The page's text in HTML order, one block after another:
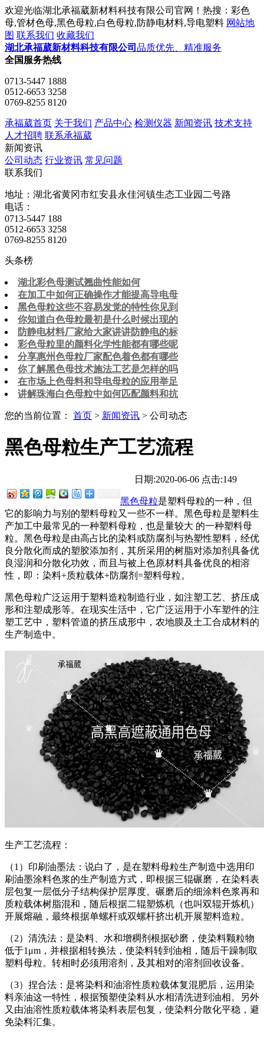
欢迎光临湖北承福葳新材料科技有限公司官网！热搜：彩色
母,管材色母,黑色母粒,白色母粒,防静电材料,导电塑料 网站地
图 联系我们 收藏我们
湖北承福葳新材料科技有限公司 品质优先、精准服务
全国服务热线
0713-5447 1888
0512-6653 3258
0769-8255 8120
承福葳首页 关于我们 产品中心 检测仪器 新闻资讯 技术支持
人才招聘 联系承福葳
新闻资讯
公司动态 行业资讯 常见问题
联系我们
地址：湖北省黄冈市红安县永佳河镇生态工业园二号路
电话：
0713-5447 188
0512-6653 3258
0769-8255 8120
头条榜
湖北彩色母测试翘曲性能如何
在加工中如何正确操作才能提高导电母
黑色母粒这些不容易发觉的特性你见到
你知道白色母粒最初是什么时候出现的
防静电材料厂家给大家讲讲防静电的标
彩色母粒里的颜料化学性能都有哪些呢
分享惠州色母粒厂家配色着色都有哪些
你了解黑色母技术施法工艺是怎样的吗
在市场上色母料和导电母粒的应用举足
讲解珠海白色母粒中如何匹配颜料和抗
您的当前位置： 首页 > 新闻资讯 > 公司动态
​黑色母粒生产工艺流程
日期:2020-06-06 点击:149
黑色母粒是塑料母粒的一种，但
它的影响力与别的塑料母粒又一些不一样。黑色母粒是塑料生
产加工中最常见的一种塑料母粒，也是量较大 的一种塑料母
粒。黑色母粒是由高占比的染料或防腐剂与热塑性塑料，经优
良分散化而成的塑胶添加剂，其所采用的树脂对添加剂具备优
良湿润和分散化功效，而且与被上色原材料具备优良的相溶
性，即：染料+质粒载体+防腐剂=塑料母粒。
黑色母粒广泛运用于塑料造粒制造行业，如注塑工艺、挤压成
形和注塑成形等。在现实生活中，它广泛运用于小车塑件的注
塑工艺中，塑料管道的挤压成形中，农地膜及土工合成材料的
生产制造中。
生产工艺流程：
（1）印刷油墨法：说白了，是在塑料母粒生产制造中选用印
刷油墨涂料色浆的生产制造方式，即根据三辊碾磨，在染料表
层包复一层低分子结构保护层厚度。碾磨后的细涂料色浆再和
质粒载体树脂混和，随后根据二辊塑炼机（也叫双辊开炼机）
开展熔融，最终根据单螺杆或双螺杆挤出机开展塑料造粒。
（2）清洗法：是染料、水和增稠剂根据砂磨，使染料颗粒物
低于1μm，并根据相转换法，使染料转到油相，随后干躁制取
塑料母粒。转相时必须用溶剂，及其相对的溶剂回收设备。
（3）捏合法：是将染料和油溶性质粒载体复混肥后，运用染
料亲油这一特性，根据预塑使染料从水相清洗进到油相。另外
又由油溶性质粒载体将染料表层包复，使染料分散化平稳，避
免染料汇集。